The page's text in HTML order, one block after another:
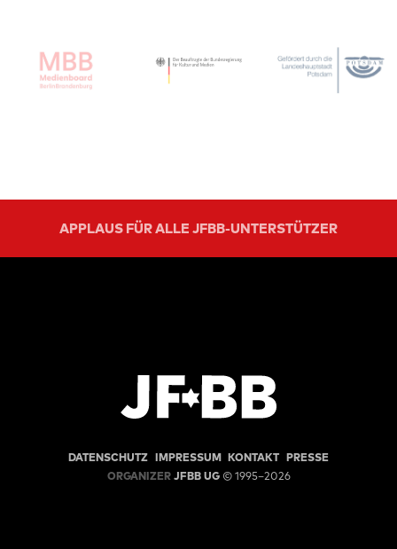
APPLAUS FÜR ALLE JFBB-UNTERSTÜTZER
DATENSCHUTZ IMPRESSUM KONTAKT PRESSE
ORGANIZERJFBB UG © 1995–2026